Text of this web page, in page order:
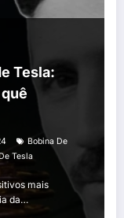
Tesla:
Bobina De
Tesla
mais
da…